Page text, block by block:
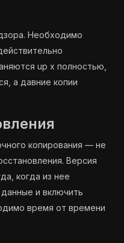
Необходимо
up x полностью,
а давние копии
копирования — не
Версия
когда из нее
и включить
время от времени